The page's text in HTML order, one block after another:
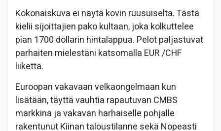
Kokonaiskuva ei näytä kovin ruusuiselta. Tästä
kielii sijoittajien pako kultaan, joka kolkuttelee
pian 1700 dollarin hintalappua. Pelot paljastuvat
parhaiten mielestäni katsomalla EUR /CHF
liikettä.
Euroopan vakavaan velkaongelmaan kun
lisätään, täyttä vauhtia rapautuvan CMBS
markkina ja vakavan harhaiselle pohjalle
rakentunut Kiinan taloustilanne sekä Nopeasti